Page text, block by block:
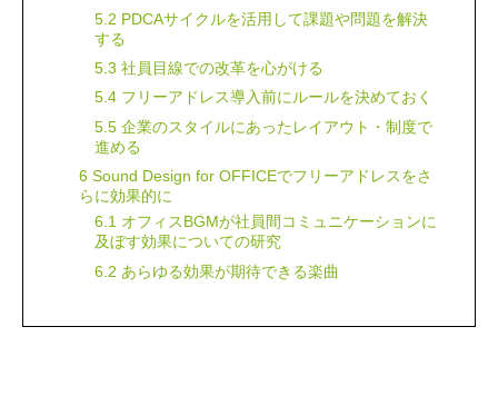
5.2 PDCAサイクルを活用して課題や問題を解決
する
5.3 社員目線での改革を心がける
5.4 フリーアドレス導入前にルールを決めておく
5.5 企業のスタイルにあったレイアウト・制度で
進める
6 Sound Design for OFFICEでフリーアドレスをさ
らに効果的に
6.1 オフィスBGMが社員間コミュニケーションに
及ぼす効果についての研究
6.2 あらゆる効果が期待できる楽曲